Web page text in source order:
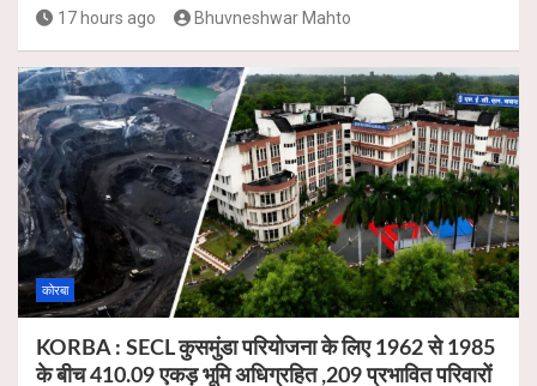
17 hours ago Bhuvneshwar Mahto
कोरबा
KORBA : SECL कुसमुंडा परियोजना के लिए 1962 से 1985
के बीच 410.09 एकड़ भूमि अधिग्रहित ,209 प्रभावित परिवारों